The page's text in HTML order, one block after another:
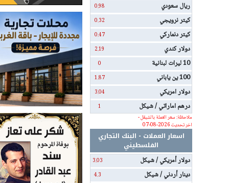
ريال سعودي 0.98
كيتر نرويجي 0.32
كيتر دنماركي 0.47
دولار كندي 2.19
10 ليرات لبنانية 0
100 ين ياباني 1.87
دولار امريكي 3.04
درهم اماراتي / شيكل
1
ملاحظة: سعر العملة بالشيقل -
اخر تحديث 2026-08-07
اسعار العملات - البنك التجاري
الفلسطيني
دولار أمريكي / شيكل
3.03
دينار أردني / شيكل 4.3